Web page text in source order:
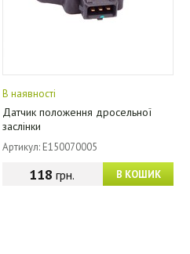
В наявності
Датчик положення дросельної
заслінки
Артикул: E150070005
В КОШИК
118 грн.